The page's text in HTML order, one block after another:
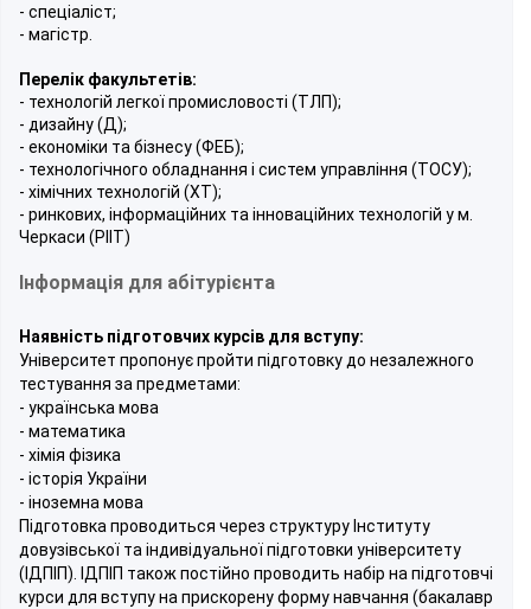
- спеціаліст;
- магістр.
Перелік факультетів:
- технологій легкої промисловості (ТЛП);
- дизайну (Д);
- економіки та бізнесу (ФЕБ);
- технологічного обладнання і систем управління (ТОСУ);
- хімічних технологій (ХТ);
- ринкових, інформаційних та інноваційних технологій у м.
Черкаси (РІІТ)
Інформація для абітурієнта
Наявність підготовчих курсів для вступу:
Університет пропонує пройти підготовку до незалежного
тестування за предметами:
- українська мова
- математика
- хімія фізика
- історія України
- іноземна мова
Підготовка проводиться через структуру Інституту
довузівської та індивідуальної підготовки університету
(ІДПІП). ІДПІП також постійно проводить набір на підготовчі
курси для вступу на прискорену форму навчання (бакалавр